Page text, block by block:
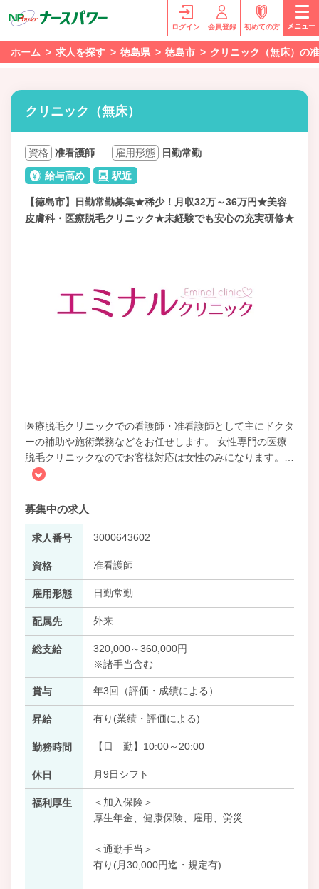
ログイン 会員登録 初めての方 メニュー
ホーム 求人を探す 徳島県 徳島市 クリニック（無床）の
クリニック（無床）
資格 准看護師 雇用形態
日勤常勤
給与高め
駅近
【徳島市】日勤常勤募集★稀少！月収32万～36万円★美容
皮膚科・医療脱毛クリニック★未経験でも安心の充実研修★
医療脱毛クリニックでの看護師・准看護師として主にドクタ
ーの補助や施術業務などをお任せします。 女性専門の医療
脱毛クリニックなのでお客様対応は女性のみになります。
募集中の求人
求人番号 3000643602
資格 准看護師
雇用形態 日勤常勤
配属先 外来
総支給
320,000～360,000円
※諸手当含む
賞与 年3回（評価・成績による）
昇給 有り(業績・評価による)
勤務時間 【日 勤】10:00～20:00
休日 月9日シフト
福利厚生
＜加入保険＞
厚生年金、健康保険、雇用、労災
＜通勤手当＞
有り(月30,000円迄・規定有)